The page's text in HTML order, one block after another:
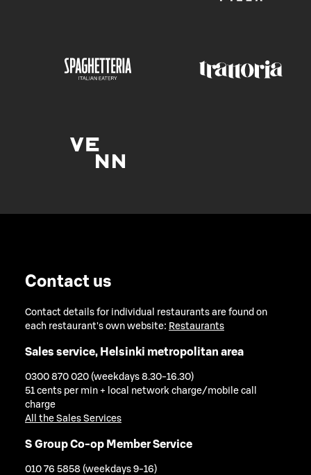
Contact us
Contact details for individual restaurants are found on
each restaurant's own website: Restaurants
Sales service, Helsinki metropolitan area
0300 870 020 (weekdays 8.30-16.30)
51 cents per min + local network charge/mobile call
charge
All the Sales Services
S Group Co-op Member Service
010 76 5858 (weekdays 9-16)